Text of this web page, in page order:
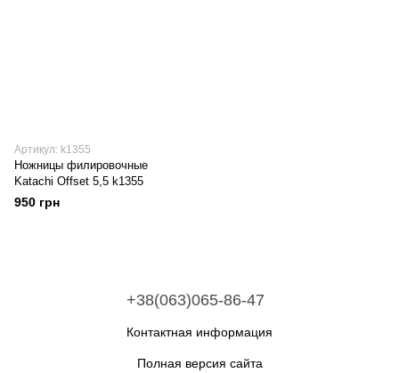
Артикул: k1355
Ножницы филировочные
Katachi Offset 5,5 k1355
950 грн
+38(063)065-86-47
Контактная информация
Полная версия сайта